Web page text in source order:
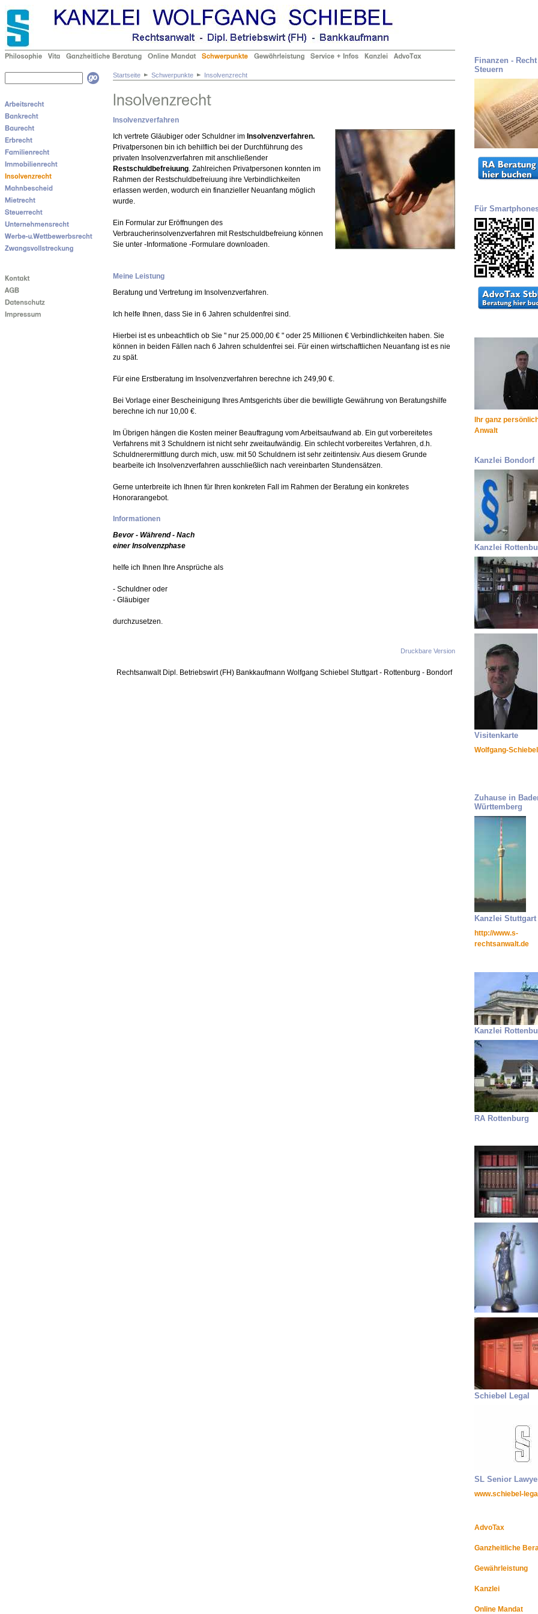
Startseite Schwerpunkte Insolvenzrecht
Insolvenzverfahren
Ich vertrete Gläubiger oder Schuldner im Insolvenzverfahren.
Privatpersonen bin ich behilflich bei der Durchführung des
privaten Insolvenzverfahren mit anschließender
Restschuldbefreiuung . Zahlreichen Privatpersonen konnten im
Rahmen der Restschuldbefreiuung ihre Verbindlichkeiten
erlassen werden, wodurch ein finanzieller Neuanfang möglich
wurde.
Ein Formular zur Eröffnungen des
Verbraucherinsolvenzverfahren mit Restschuldbefreiung können
Sie unter -Informatione -Formulare downloaden.
Meine Leistung
Beratung und Vertretung im Insolvenzverfahren.
Ich helfe Ihnen, dass Sie in 6 Jahren schuldenfrei sind.
Hierbei ist es unbeachtlich ob Sie " nur 25.000,00 € " oder 25 Millionen € Verbindlichkeiten haben. Sie
können in beiden Fällen nach 6 Jahren schuldenfrei sei. Für einen wirtschaftlichen Neuanfang ist es nie
zu spät.
Für eine Erstberatung im Insolvenzverfahren berechne ich 249,90 €.
Bei Vorlage einer Bescheinigung Ihres Amtsgerichts über die bewilligte Gewährung von Beratungshilfe
berechne ich nur 10,00 €.
Im Übrigen hängen die Kosten meiner Beauftragung vom Arbeitsaufwand ab. Ein gut vorbereitetes
Verfahrens mit 3 Schuldnern ist nicht sehr zweitaufwändig. Ein schlecht vorbereites Verfahren, d.h.
Schuldnerermittlung durch mich, usw. mit 50 Schuldnern ist sehr zeitintensiv. Aus diesem Grunde
bearbeite ich Insolvenzverfahren ausschließlich nach vereinbarten Stundensätzen.
Gerne unterbreite ich Ihnen für Ihren konkreten Fall im Rahmen der Beratung ein konkretes
Honorarangebot.
Informationen
Bevor - Während - Nach
einer Insolvenzphase
helfe ich Ihnen Ihre Ansprüche als
- Schuldner oder
- Gläubiger
durchzusetzen.
Druckbare Version
Rechtsanwalt Dipl. Betriebswirt (FH) Bankkaufmann Wolfgang Schiebel Stuttgart - Rottenburg - Bondorf
Finanzen - Recht
Steuern
Für
Ihr ganz
Anwalt
Kanzlei Bondorf
Kanzlei
Visitenkarte
Wolfgang-
Zuhause in
Württemberg
Kanzlei Stuttgart
http://www.s-
rechtsanwalt.de
Kanzlei
RA Rottenburg
Schiebel Legal
SL Senior
www.schiebel-
AdvoTax
Ganzheitliche
Gewährleistung
Kanzlei
Online Mandat